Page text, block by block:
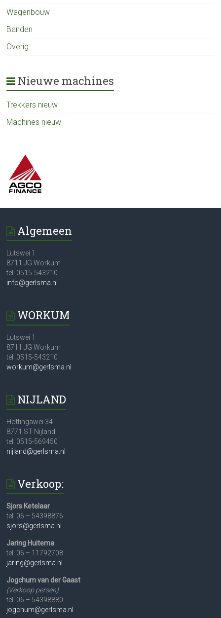
Wagenbouw
Banden
Overig
Nieuwe machines
Trekkers nieuw
Machines nieuw
Algemeen
Lutswei 1
8711 JG Workum
tel: 0515-543210
info@gerlsma.nl
WORKUM
Lutswei 1
8711 JG Workum
tel: 0515-543210
workum@gerlsma.nl
NIJLAND
Hottingawei 34
8771 ST Nijland
tel: 0515-569450
nijland@gerlsma.nl
Verkoop:
Sjors Ketelaar
tel. 06 – 54398876
sjors@gerlsma.nl
Jaring Huitema
tel. 06 – 11792708
jaring@gerlsma.nl
Jogchum van der Gaast
(Verkoop persen)
tel. 06 – 54398880
jogchum@gerlsma.nl